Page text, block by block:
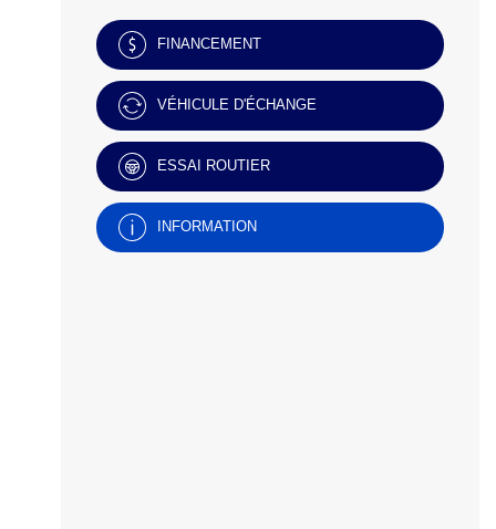
FINANCEMENT
VÉHICULE D'ÉCHANGE
ESSAI ROUTIER
INFORMATION